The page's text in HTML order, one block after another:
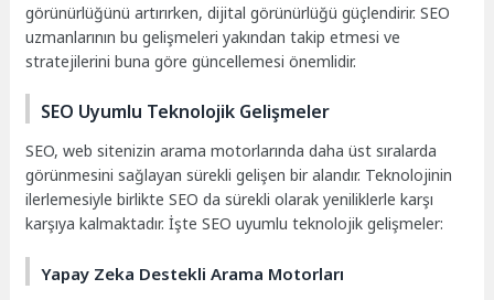
görünürlüğünü artırırken, dijital görünürlüğü güçlendirir. SEO
uzmanlarının bu gelişmeleri yakından takip etmesi ve
stratejilerini buna göre güncellemesi önemlidir.
SEO Uyumlu Teknolojik Gelişmeler
SEO, web sitenizin arama motorlarında daha üst sıralarda
görünmesini sağlayan sürekli gelişen bir alandır. Teknolojinin
ilerlemesiyle birlikte SEO da sürekli olarak yeniliklerle karşı
karşıya kalmaktadır. İşte SEO uyumlu teknolojik gelişmeler:
Yapay Zeka Destekli Arama Motorları